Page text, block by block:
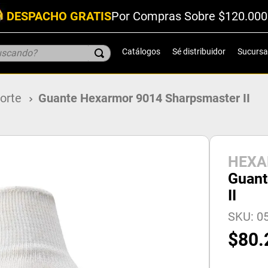
DESPACHO GRATISPor Compras Sobre
Catálogos Sé distribuidor
Guante Hexarmor 9014 Sharpsmaster II
II
SKU:
$80.